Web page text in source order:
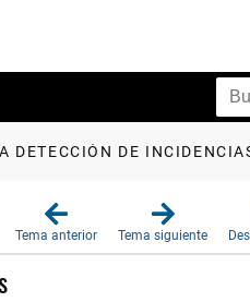
DETECCIÓN DE
Tema anterior Tema siguiente